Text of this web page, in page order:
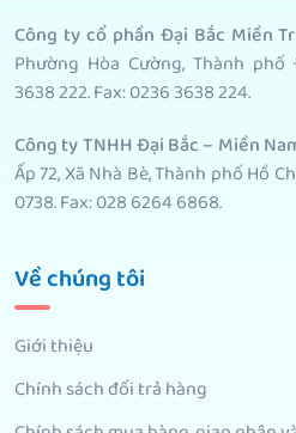
Công ty cổ phần Đại Bắc Miền
Phường Hòa Cường, Thành
3638 222. Fax: 0236 3638 224.
Công ty TNHH Đại Bắc – Miền
Ấp 72, Xã Nhà Bè, Thành phố Hồ
0738. Fax: 028 6264 6868.
Về chúng tôi
Giới thiệu
Chính sách đổi trả hàng